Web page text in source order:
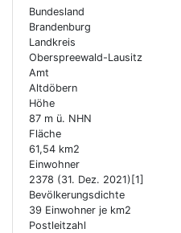
Bundesland
Brandenburg
Landkreis
Oberspreewald-Lausitz
Amt
Altdöbern
Höhe
87 m ü. NHN
Fläche
61,54 km2
Einwohner
2378 (31. Dez. 2021)[1]
Bevölkerungsdichte
39 Einwohner je km2
Postleitzahl